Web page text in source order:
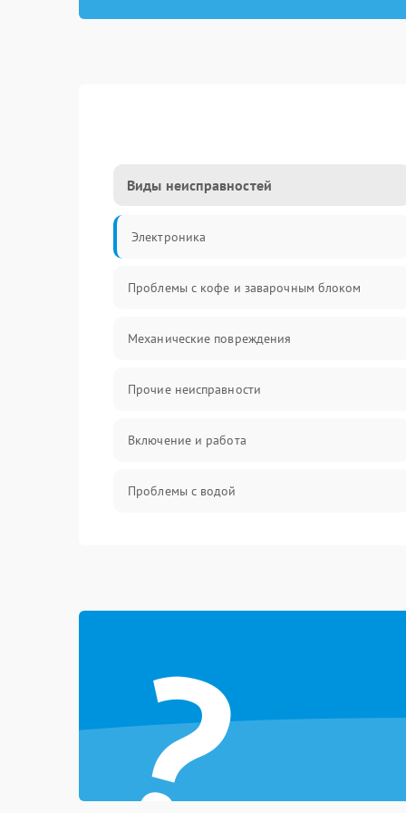
Виды неисправностей
Электроника
Проблемы с кофе и заварочным блоком
Механические повреждения
Прочие неисправности
Включение и работа
Проблемы с водой
?